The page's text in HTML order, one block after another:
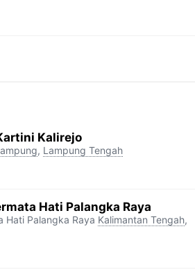
Kalirejo
, Lampung Tengah
Hati Palangka Raya
Hati Palangka Raya Kalimantan Tengah,